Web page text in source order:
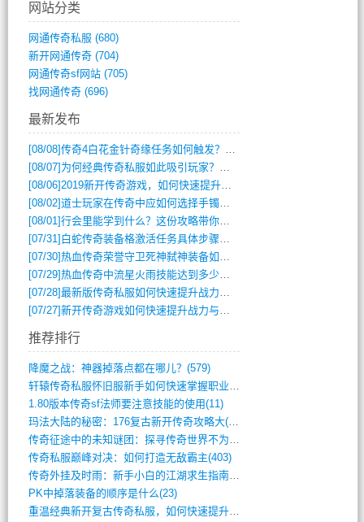
网站分类
网通传奇私服 (680)
新开网通传奇(704)
网通传奇sf网站(705)
找网通传奇(696)
最新发布
[08/08]传奇4白花金针奇缘任务如何触发？完整攻略解析
[08/07] 为何经典传奇私服如此吸引玩家？深度攻略解析
[08/06]2019新开传奇游戏，如何快速提升角色等级？
[08/02]道士玩家在传奇中应如何选择手镯装备？
[08/01]行会里能学到什么？这份攻略带你全掌握
[07/31] 白蛇传奇装备格激活任务具体步骤是什么？如何完成？
[07/30]热血传奇荣誉守卫死神弑神装备如何获取与佩戴攻略？
[07/29]热血传奇中流星火雨技能达到多少级可以开始练装备？
[07/28]最新版传奇私服如何快速提升战力与获取稀有装备？
[07/27]新开传奇游戏如何快速提升战力与获取稀有装备？
推荐排行
降魔之战：神器掉落点都在哪儿？(579)
轩辕传奇私服怀旧服新手如何快速掌握职业选(993)
1.80版本传奇sf法师要注意技能的使用(11)
玛法大陆的秘密：176复古新开传奇攻略大(486)
传奇征途中的未知谜团：探寻传奇世界不为人(595)
传奇私服巅峰对决：如何打造无敌霸主(403)
传奇外挂及时雨：新手小白的江湖求生指南(802)
PK中掉落装备的顺序是什么(23)
重温经典新开复古传奇私服，如何快速提升等(392)